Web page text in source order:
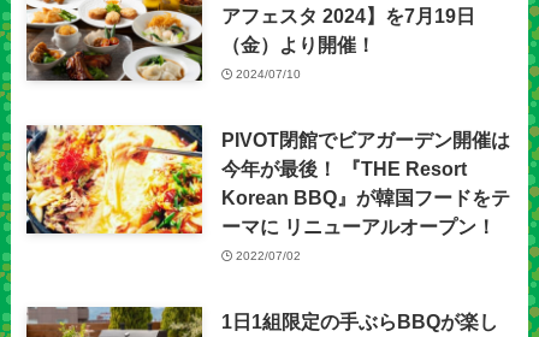
アフェスタ 2024】を7月19日
（金）より開催！
2024/07/10
PIVOT閉館でビアガーデン開催は
今年が最後！ 『THE Resort
Korean BBQ』が韓国フードをテ
ーマに リニューアルオープン！
2022/07/02
1日1組限定の手ぶらBBQが楽し